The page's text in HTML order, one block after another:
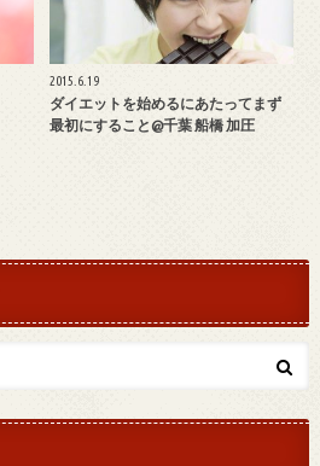
2015.6.19
ダイエットを始めるにあたってまず
最初にすること@千葉 船橋 加圧